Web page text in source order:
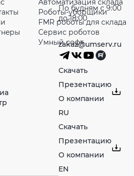
Автоматизация склада
Роботы-уборщики
FMR роботы для склада
Сервис роботов
Умный софт
По будням с 9:00
до 18:00
zakaz@umserv.ru
Скачать
Презентацию
О компании
RU
Скачать
Презентацию
О компании
EN